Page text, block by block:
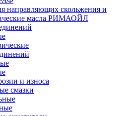
направляющих скольжения и
масла РИМАОЙЛ
и износа
смазки